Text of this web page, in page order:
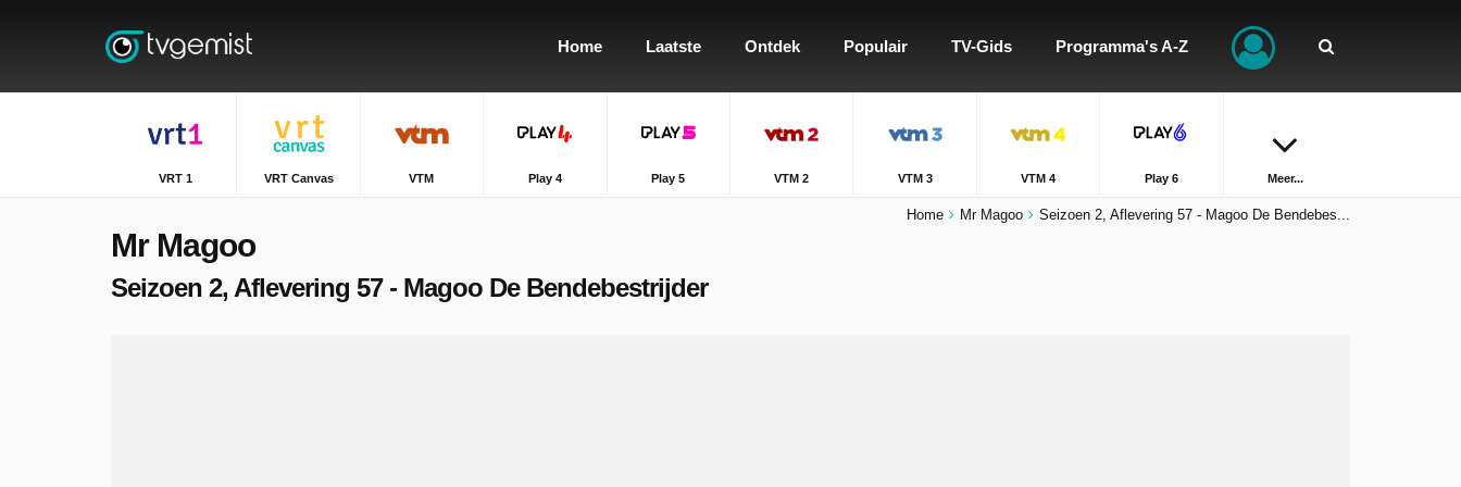
Home Laatste Ontdek Populair TV-Gids Programma's A-Z
VRT 1 VRT Canvas VTM Play 4 Play 5 VTM 2 VTM 3 VTM 4 Play 6 Meer...
Home Mr Magoo Seizoen 2, Aflevering 57 - Magoo De Bendebes...
Mr Magoo
Seizoen 2, Aflevering 57 - Magoo De Bendebestrijder